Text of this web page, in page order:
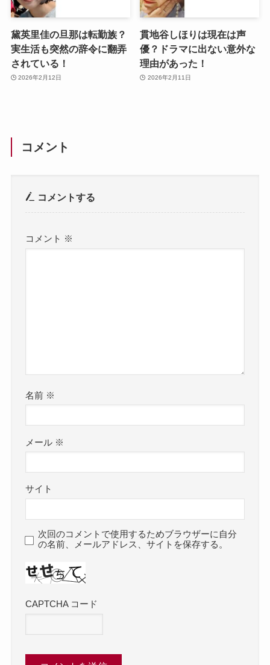
黛英里佳の旦那は転勤族？
実生活も突然の辞令に翻弄
されている！
2026年2月12日
貫地谷しほりは現在は声
優？ドラマに出ない意外な
理由があった！
2026年2月11日
コメント
コメントする
コメント ※
名前 ※
メール ※
サイト
次回のコメントで使用するためブラウザーに自分
の名前、メールアドレス、サイトを保存する。
CAPTCHA コード